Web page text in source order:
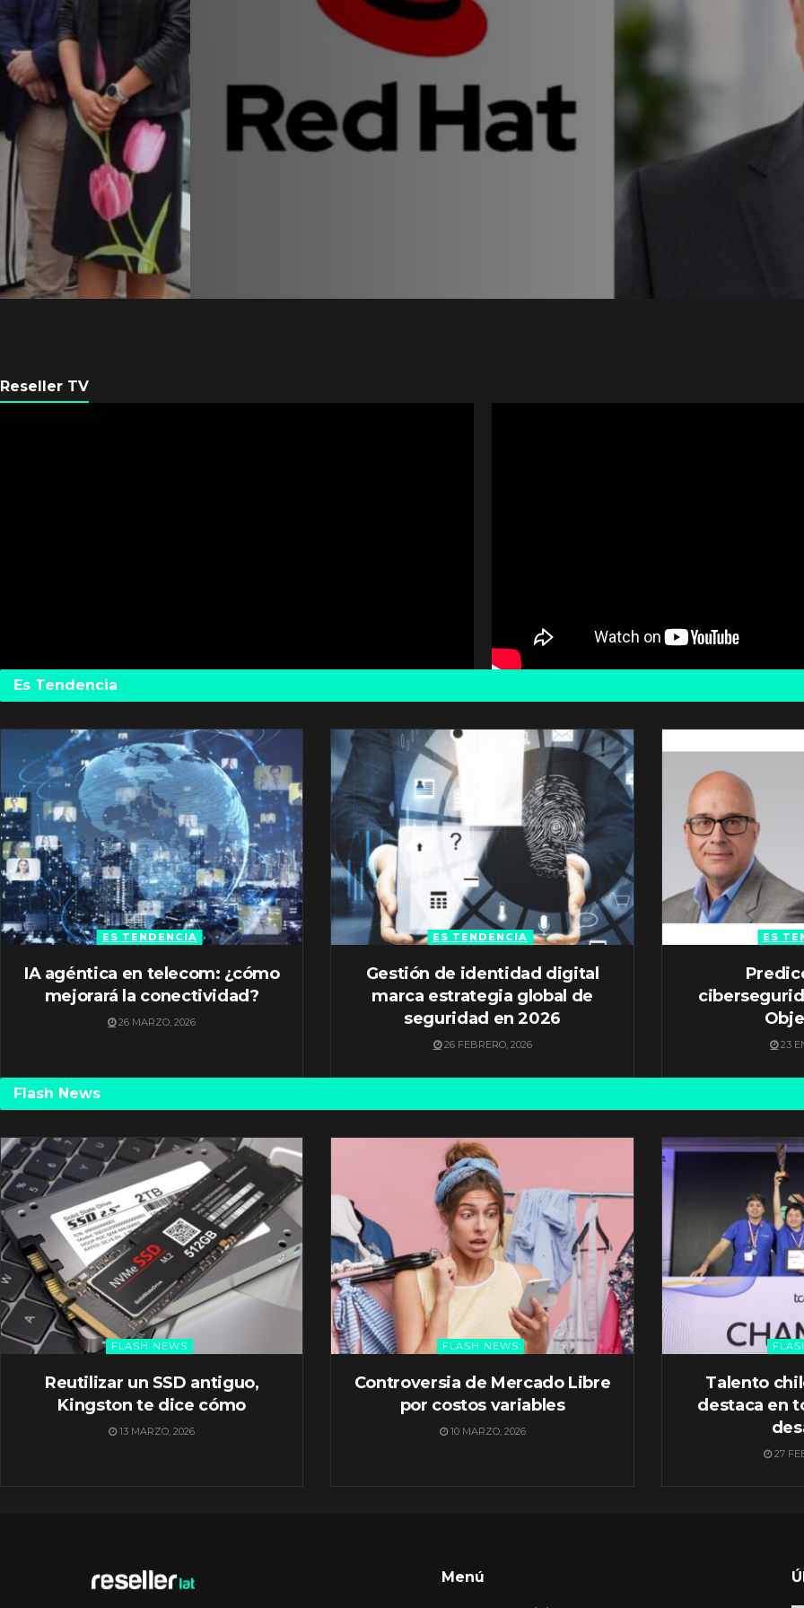
Equipo de Red Hat en
Latam se consolida con
Sinuhé Sánchez
PORREDACCIÓN LATAM 4 AGOSTO, 2026
Reseller TV
Es Tendencia
ES TENDENCIA
IA agéntica en telecom: ¿cómo
mejorará la conectividad?
26 MARZO, 2026
ES TENDENCIA
Gestión de identidad digital
marca estrategia global de
seguridad en 2026
26 FEBRERO, 2026
ES
23
Flash News
FLASH NEWS
Reutilizar un SSD antiguo,
Kingston te dice cómo
13 MARZO, 2026
FLASH NEWS
Controversia de Mercado Libre
por costos variables
10 MARZO, 2026
Talento
destaca en
27
Menú